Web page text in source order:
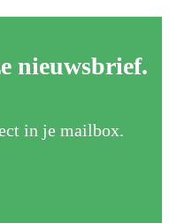
nieuwsbrief.
in je mailbox.